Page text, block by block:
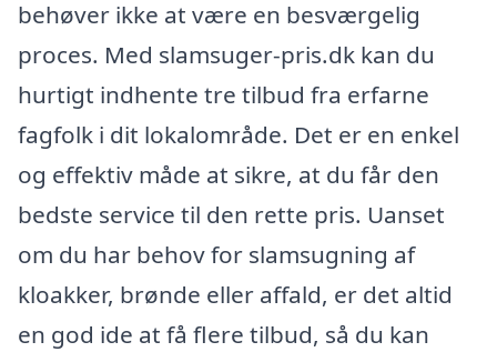
behøver ikke at være en besværgelig
proces. Med slamsuger-pris.dk kan du
hurtigt indhente tre tilbud fra erfarne
fagfolk i dit lokalområde. Det er en enkel
og effektiv måde at sikre, at du får den
bedste service til den rette pris. Uanset
om du har behov for slamsugning af
kloakker, brønde eller affald, er det altid
en god ide at få flere tilbud, så du kan